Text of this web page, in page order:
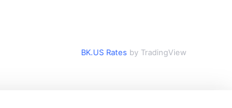
BK.US Rates by TradingView